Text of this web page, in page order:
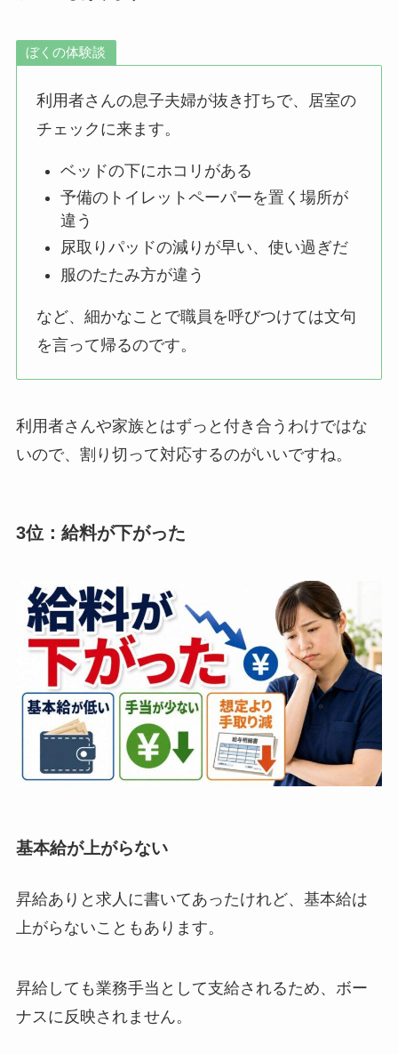
ぼくの体験談
利用者さんの息子夫婦が抜き打ちで、居室の
チェックに来ます。
ベッドの下にホコリがある
予備のトイレットペーパーを置く場所が
違う
尿取りパッドの減りが早い、使い過ぎだ
服のたたみ方が違う
など、細かなことで職員を呼びつけては文句
を言って帰るのです。
利用者さんや家族とはずっと付き合うわけではな
いので、割り切って対応するのがいいですね。
3位：給料が下がった
基本給が上がらない
昇給ありと求人に書いてあったけれど、基本給は
上がらないこともあります。
昇給しても業務手当として支給されるため、ボー
ナスに反映されません。